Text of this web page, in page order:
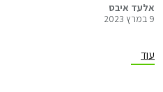
אלעד איבס
9 במרץ 2023
עוד